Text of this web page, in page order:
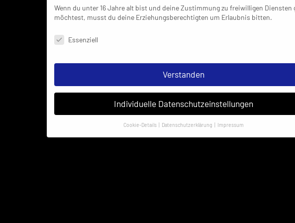
Wenn du unter 16 Jahre alt bist und deine Zustimmung zu freiwilligen Diensten
möchtest, musst du deine Erziehungsberechtigten um Erlaubnis bitten.
Datenschutzeinstellungen & Nutzungsbedingungen
Essenziell
Verstanden
Individuelle Datenschutzeinstellungen
Cookie-Details Datenschutzerklärung Impressum
Datenschutzeinstellungen